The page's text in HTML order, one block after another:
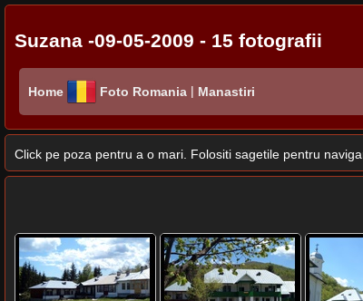
Suzana -09-05-2009 - 15 fotografii
Home Foto Romania | Manastiri
Click pe poza pentru a o mari. Folositi sagetile pentru